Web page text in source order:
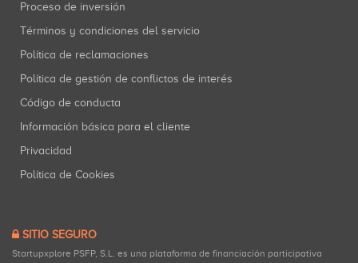
Proceso de inversión
Términos y condiciones del servicio
Política de reclamaciones
Política de gestión de conflictos de interés
Código de conducta
Información básica para el cliente
Privacidad
Política de Cookies
SITIO SEGURO
Startupxplore PSFP, S.L. es una plataforma de financiación participativa